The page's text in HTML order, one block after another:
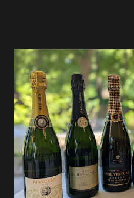
Titanic et nous raconte « sa
monde connaît déjà le destin
mais ici, l’histoire est
fraîcheur, de second degré et
mouche. J’avoue avoir eu
dans la salle. Les parodies
potache ou l’humour facile.
avec brio. Certes, plusieurs